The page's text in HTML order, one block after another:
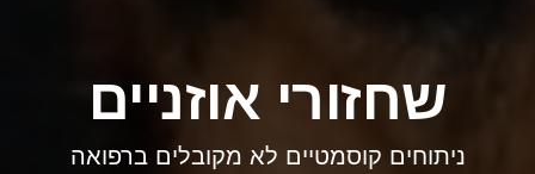
שחזורי אוזניים
ניתוחים קוסמטיים לא מקובלים ברפואה